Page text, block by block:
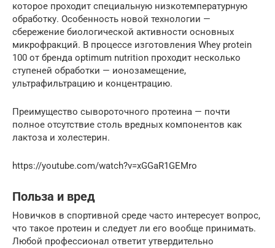
которое проходит специальную низкотемпературную
обработку. Особенность новой технологии —
сбережение биологической активности основных
микрофракций. В процессе изготовления Whey protein
100 от бренда optimum nutrition проходит несколько
ступеней обработки — ионозамещение,
ультрафильтрацию и концентрацию.
Преимущество сывороточного протеина — почти
полное отсутствие столь вредных компонентов как
лактоза и холестерин.
https://youtube.com/watch?v=xGGaR1GEMro
Польза и вред
Новичков в спортивной среде часто интересует вопрос,
что такое протеин и следует ли его вообще принимать.
Любой профессионал ответит утвердительно